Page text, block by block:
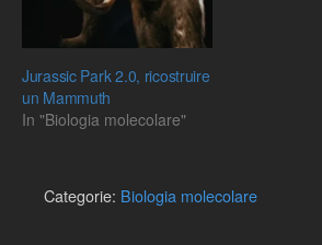
Jurassic Park 2.0, ricostruire
un Mammuth
In "Biologia molecolare"
Categorie: Biologia molecolare